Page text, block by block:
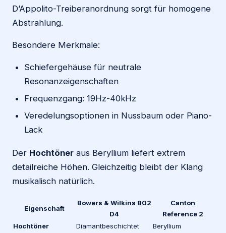
D’Appolito-Treiberanordnung sorgt für homogene
Abstrahlung.
Besondere Merkmale:
Schiefergehäuse für neutrale
Resonanzeigenschaften
Frequenzgang: 19Hz-40kHz
Veredelungsoptionen in Nussbaum oder Piano-
Lack
Der Hochtöner aus Beryllium liefert extrem
detailreiche Höhen. Gleichzeitig bleibt der Klang
musikalisch natürlich.
Eigenschaft
Bowers & Wilkins 802
D4
Canton
Reference 2
Hochtöner
Diamantbeschichtet
Beryllium